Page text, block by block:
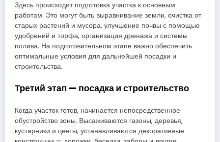
Здесь происходит подготовка участка к основным
работам. Это могут быть выравнивание земли, очистка от
старых растений и мусора, улучшение почвы с помощью
удобрений и торфа, организация дренажа и системы
полива. На подготовительном этапе важно обеспечить
оптимальные условия для дальнейшей посадки и
строительства.
Третий этап — посадка и строительство
Когда участок готов, начинается непосредственное
обустройство зоны. Высаживаются газоны, деревья,
кустарники и цветы, устанавливаются декоративные